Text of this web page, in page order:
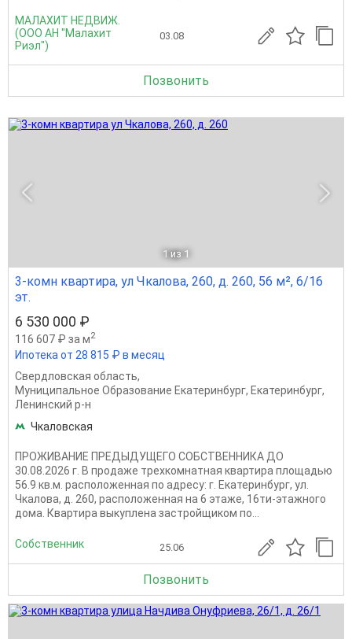
МАЛАХИТ НЕДВИЖ.
(ООО АН "Малахит
Риэл")
03.08
Позвонить
1 из 1
3-комн квартира, ул Чкалова, 260, д. 260, 56 м², 6/16
эт.
6 530 000 ₽
116 607 ₽ за м2
Ипотека от 28 815 ₽ в месяц
Свердловская область,
Муниципальное Образование Екатеринбург, Екатеринбург,
Ленинский р-н
Чкаловская
ПРОЖИВАНИЕ ПРЕДЫДУЩЕГО СОБСТВЕННИКА ДО
30.08.2026 г. В продаже трехкомнатная квартира площадью
56.9 кв.м. расположенная по адресу: г. Екатеринбург, ул.
Чкалова, д. 260, расположенная на 6 этаже, 16ти-этажного
дома. Квартира выкуплена застройщиком по...
Собственник 25.06
Позвонить